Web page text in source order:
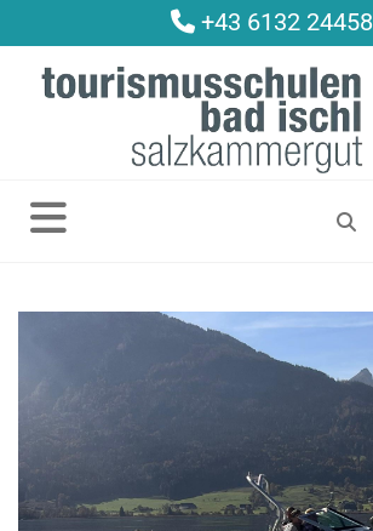
+43 6132 24458